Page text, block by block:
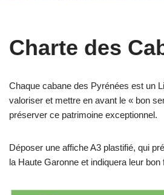
Charte des
Chaque cabane des Pyrénées est un
valoriser et mettre en avant le « bon
préserver ce patrimoine exceptionnel.
Déposer une affiche A3 plastifié, qui
la Haute Garonne et indiquera leur bon